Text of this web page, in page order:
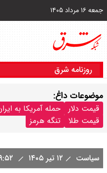
جمعه ۱۶ مرداد ۱۴۰۵
روزنامه شرق
موضوعات داغ:
قیمت دلار حمله آمریکا به
قیمت طلا
تنگه هرمز
سیاست ۱۲ تیر ۱۴۰۵